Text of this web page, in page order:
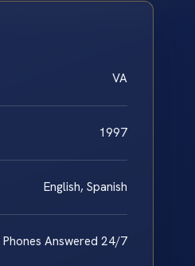
VA
1997
English, Spanish
Phones Answered 24/7